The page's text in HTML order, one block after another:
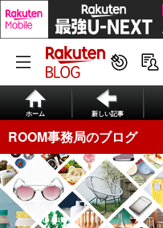
ホーム 新しい記事
ROOM事務局のブログ